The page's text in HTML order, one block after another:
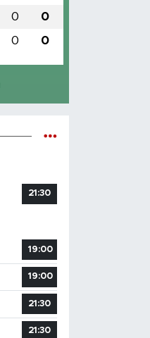
0 0
0 0
21:30
19:00
19:00
21:30
21:30